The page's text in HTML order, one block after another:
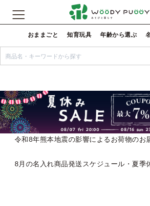
おままごと 知育玩具 年齢から選ぶ
令和8年熊本地震の影響によるお荷物のお
8月の名入れ商品発送スケジュール・夏季